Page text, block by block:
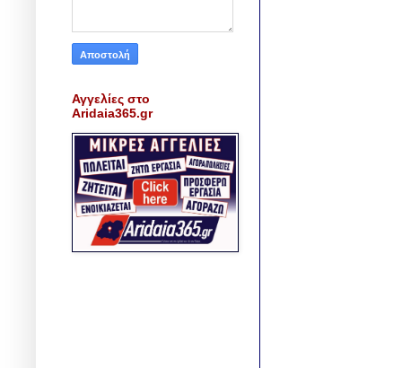
Αγγελίες στο
Aridaia365.gr